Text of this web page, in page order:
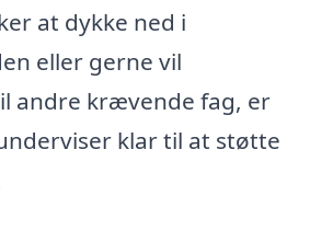
at dykke ned i
eller gerne vil
andre krævende fag, er
klar til at støtte